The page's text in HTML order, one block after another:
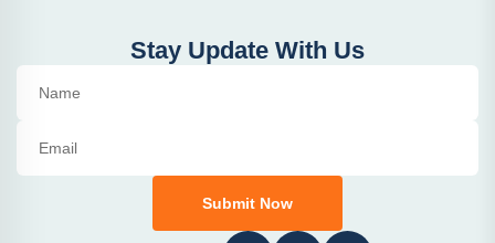
Stay Update With Us
Submit Now